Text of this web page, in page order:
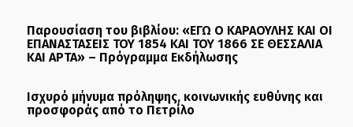
Παρουσίαση του βιβλίου: «ΕΓΩ Ο ΚΑΡΑΟΥΛΗΣ ΚΑΙ ΟΙ
ΕΠΑΝΑΣΤΑΣΕΙΣ ΤΟΥ 1854 ΚΑΙ ΤΟΥ 1866 ΣΕ ΘΕΣΣΑΛΙΑ
ΚΑΙ ΑΡΤΑ» – Πρόγραμμα Εκδήλωσης
Ισχυρό μήνυμα πρόληψης, κοινωνικής ευθύνης και
προσφοράς από το Πετρίλο